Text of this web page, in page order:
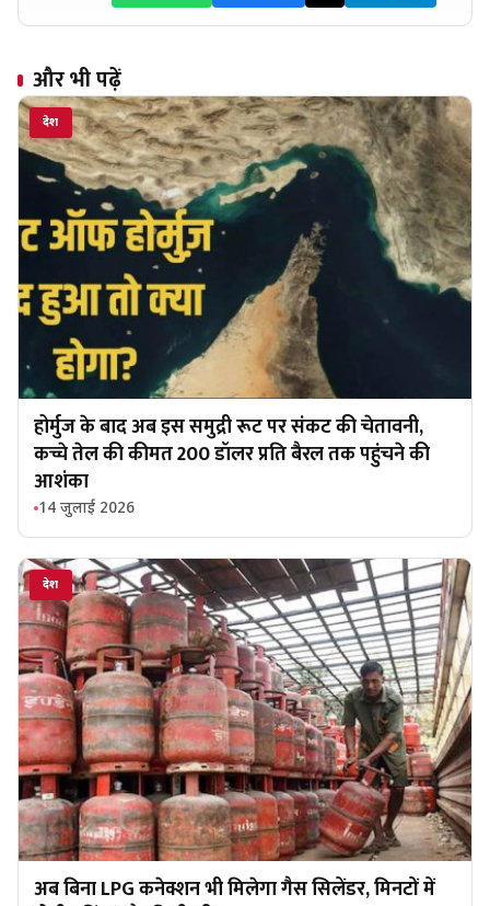
और भी पढ़ें
देश
होर्मुज के बाद अब इस समुद्री रूट पर संकट की चेतावनी,
कच्चे तेल की कीमत 200 डॉलर प्रति बैरल तक पहुंचने की
आशंका
14 जुलाई 2026
देश
अब बिना LPG कनेक्शन भी मिलेगा गैस सिलेंडर, मिनटों में